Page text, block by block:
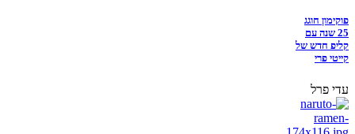
פוקימון חוגג
25 שנה עם
קליפ חדש של
קייטי פרי
עדי פרל